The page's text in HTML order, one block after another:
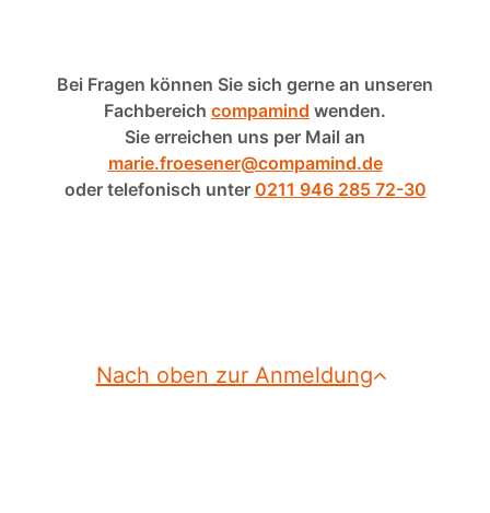
Bei Fragen können Sie sich gerne an unseren
Fachbereich compamind wenden.
Sie erreichen uns per Mail an
marie.froesener@compamind.de
oder telefonisch unter 0211 946 285 72-30
Nach oben zur Anmeldung